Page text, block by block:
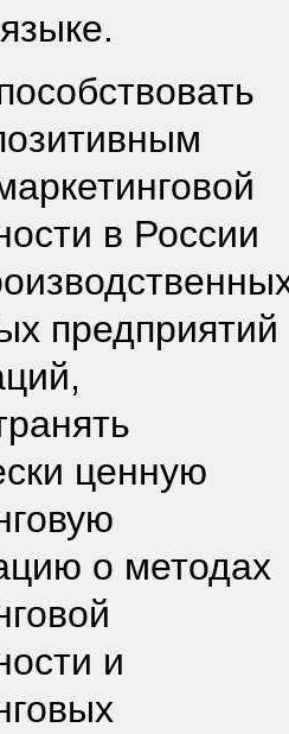
в России
предприятий
ценную
о методах
и